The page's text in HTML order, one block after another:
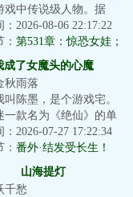
戏中传说级人物。据
一介药农，却教导出举
两个仙子...
：2026-08-06 22:17:22
第531章：惊恐女娃；
成了女魔头的心魔
秋雨落
叫陈墨，是个游戏宅。
一款名为《绝仙》的单
并且开挂虐了最终
贵妃】上百...
：2026-07-27 17:22:34
番外·结发受长生！
山海提灯
千愁